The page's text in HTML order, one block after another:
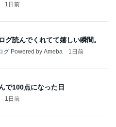
1日前
読んでくれてて嬉しい瞬間。
グ Powered by Ameba 1日前
で100点になった日
1日前